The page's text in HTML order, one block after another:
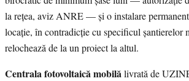
la rețea, aviz ANRE — și o instalare
locație, în contradicție cu specificul șantierelor
relochează de la un proiect la altul.
Centrala fotovoltaică mobilălivrată de